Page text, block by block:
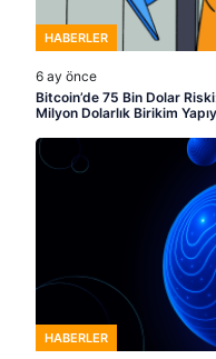
HABERLER
6 ay önce
Bitcoin’de 75 Bin Dolar
Milyon Dolarlık Birikim
HABERLER